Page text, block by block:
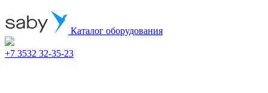
Каталог оборудования
+7 3532 32-35-23